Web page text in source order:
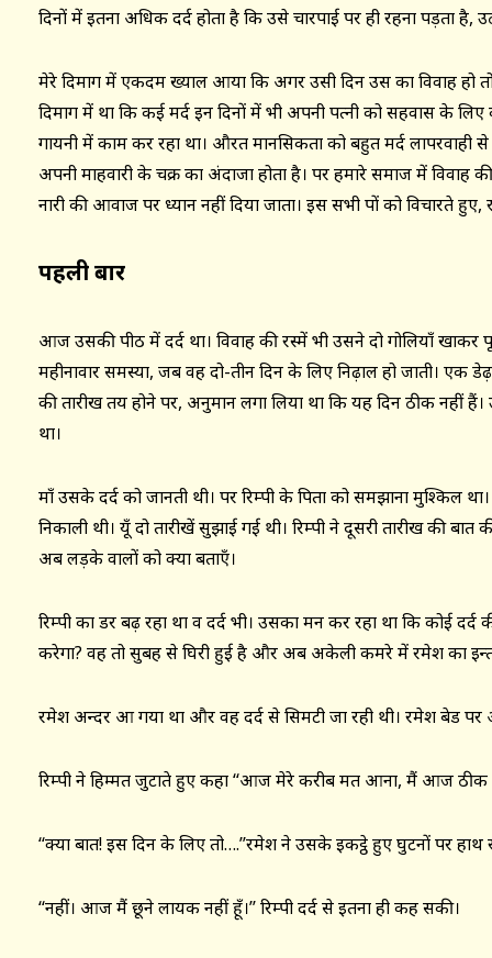
दिनों में इतना अधिक दर्द होता है कि उसे चारपाई पर ही रहना पड़ता है,
मेरे दिमाग में एकदम ख्याल आया कि अगर उसी दिन उस का विवाह हो
दिमाग में था कि कई मर्द इन दिनों में भी अपनी पत्नी को सहवास के
गायनी में काम कर रहा था। औरत मानसिकता को बहुत मर्द
अपनी माहवारी के चक्र का अंदाजा होता है। पर हमारे समाज में
नारी की आवाज पर ध्यान नहीं दिया जाता। इस सभी पक्षों को विचारते हुए,
पहली बार
आज उसकी पीठ में दर्द था। विवाह की रस्में भी उसने दो गोलियाँ खाकर
महीनावार समस्या, जब वह दो-तीन दिन के लिए निढ़ाल हो जाती। एक
की तारीख तय होने पर, अनुमान लगा लिया था कि यह दिन ठीक नहीं
था।
माँ उसके दर्द को जानती थी। पर रिम्पी के पिता को समझाना मुश्किल
निकाली थी। यूँ दो तारीखें सुझाई गई थी। रिम्पी ने दूसरी तारीख की
अब लड़के वालों को क्या बताएँ।
रिम्पी का डर बढ़ रहा था व दर्द भी। उसका मन कर रहा था कि कोई
करेगा? वह तो सुबह से घिरी हुई है और अब अकेली कमरे में रमेश का
रमेश अन्दर आ गया था और वह दर्द से सिमटी जा रही थी। रमेश बेड
रिम्पी ने हिम्मत जुटाते हुए कहा ‘‘आज मेरे करीब मत आना, मैं आज ठीक
‘‘क्या बात! इस दिन के लिए तो….’’रमेश ने उसके इकट्ठे हुए घुटनों पर
‘‘नहीं। आज मैं छूने लायक नहीं हूँ।’’ रिम्पी दर्द से इतना ही कह सकी।